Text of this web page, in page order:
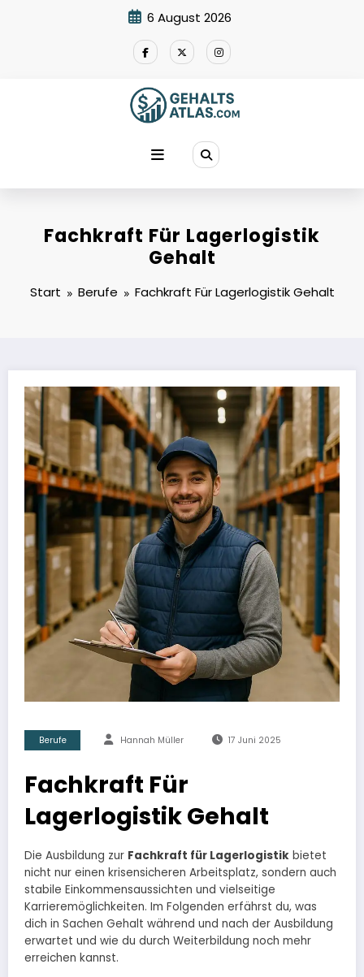
6 August 2026
Fachkraft Für Lagerlogistik
Gehalt
Start Berufe Fachkraft Für Lagerlogistik Gehalt
Berufe Hannah Müller 17 Juni 2025
Fachkraft Für
Lagerlogistik Gehalt
Die Ausbildung zur Fachkraft für Lagerlogistik bietet
nicht nur einen krisensicheren Arbeitsplatz, sondern auch
stabile Einkommensaussichten und vielseitige
Karrieremöglichkeiten. Im Folgenden erfährst du, was
dich in Sachen Gehalt während und nach der Ausbildung
erwartet und wie du durch Weiterbildung noch mehr
erreichen kannst.